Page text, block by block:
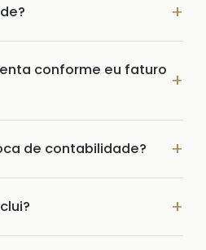
conforme eu faturo
de contabilidade?